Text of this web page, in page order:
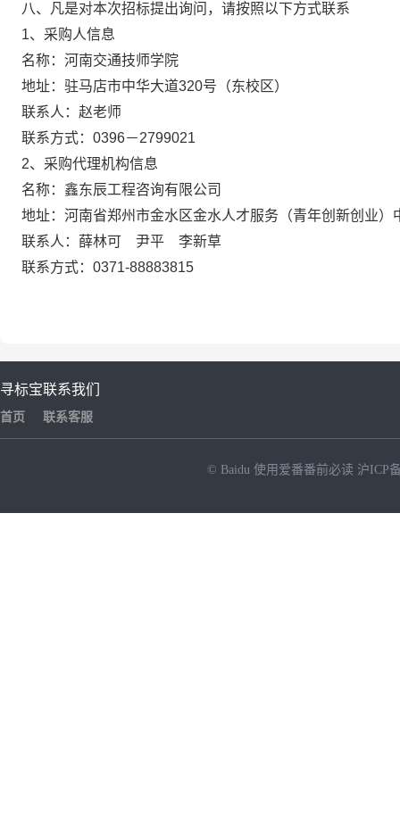
八、凡是对本次招标提出询问，请按照以下方式联系
1、采购人信息
名称：河南交通技师学院
地址：驻马店市中华大道320号（东校区）
联系人：赵老师
联系方式：0396－2799021
2、采购代理机构信息
名称：鑫东辰工程咨询有限公司
地址：河南省郑州市金水区金水人才服务（青年创新创业）
联系人：薛林可 尹平 李新草
联系方式：0371-88883815
寻标宝
首页
联系我们
联系客服
© Baidu 使用爱番番前必读 沪ICP